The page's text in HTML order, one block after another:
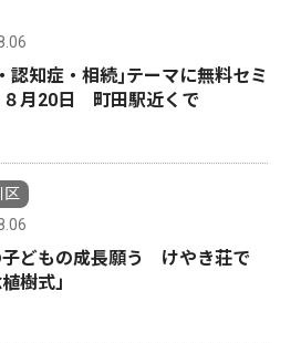
認知症・相続｣テーマに無料セミ
月20日 町田駅近くで
区
どもの成長願う けやき荘で
樹式」